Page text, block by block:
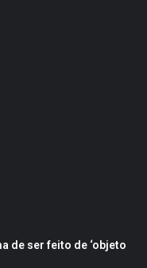
de ser feito de ‘objeto